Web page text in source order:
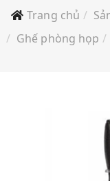
Trang chủ
Ghế phòng họp